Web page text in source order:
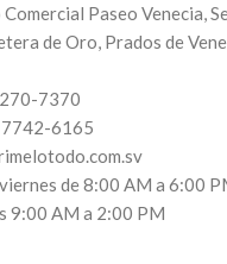
Paseo Venecia,
de Oro, Prados de
7370
7742-6165
de 8:00 AM a 6:00
9:00 AM a 2:00 PM